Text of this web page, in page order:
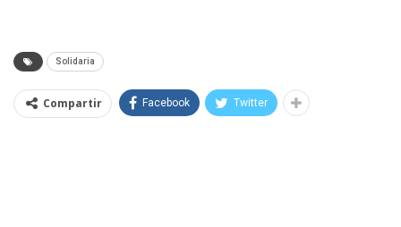
Solidaria
Compartir Facebook Twitter